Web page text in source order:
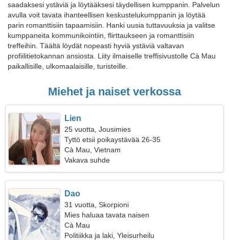
saadaksesi ystäviä ja löytääksesi täydellisen kumppanin. Palvelun
avulla voit tavata ihanteellisen keskustelukumppanin ja löytää
parin romanttisiin tapaamisiin. Hanki uusia tuttavuuksia ja valitse
kumppaneita kommunikointiin, flirttaukseen ja romanttisiin
treffeihin. Täältä löydät nopeasti hyviä ystäviä valtavan
profiilitietokannan ansiosta. Liity ilmaiselle treffisivustolle Cà Mau
paikallisille, ulkomaalaisille, turisteille.
Miehet ja naiset verkossa
Lien
25 vuotta, Jousimies
Tyttö etsii poikaystävää 26-35
Cà Mau, Vietnam
Vakava suhde
Dao
31 vuotta, Skorpioni
Mies haluaa tavata naisen
Cà Mau
Politiikka ja laki, Yleisurheilu